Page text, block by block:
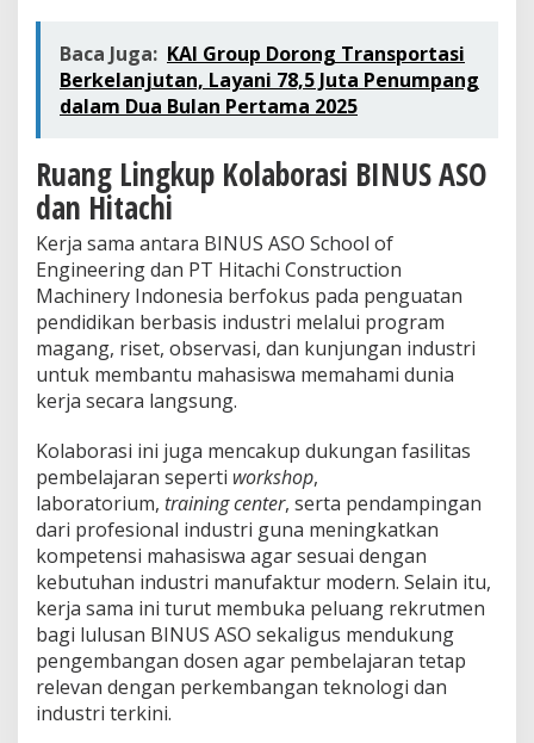
Baca Juga: KAI Group Dorong Transportasi
Berkelanjutan, Layani 78,5 Juta Penumpang
dalam Dua Bulan Pertama 2025
Ruang Lingkup Kolaborasi BINUS ASO
dan Hitachi
Kerja sama antara BINUS ASO School of
Engineering dan PT Hitachi Construction
Machinery Indonesia berfokus pada penguatan
pendidikan berbasis industri melalui program
magang, riset, observasi, dan kunjungan industri
untuk membantu mahasiswa memahami dunia
kerja secara langsung.
Kolaborasi ini juga mencakup dukungan fasilitas
pembelajaran seperti workshop,
laboratorium, training center, serta pendampingan
dari profesional industri guna meningkatkan
kompetensi mahasiswa agar sesuai dengan
kebutuhan industri manufaktur modern. Selain itu,
kerja sama ini turut membuka peluang rekrutmen
bagi lulusan BINUS ASO sekaligus mendukung
pengembangan dosen agar pembelajaran tetap
relevan dengan perkembangan teknologi dan
industri terkini.